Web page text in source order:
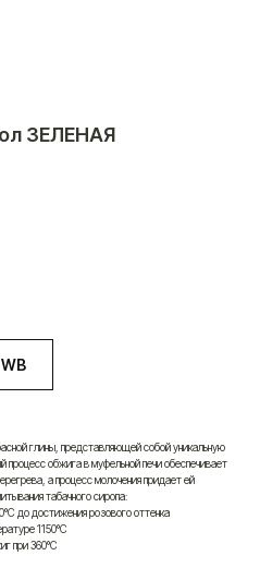
ЗЕЛЕНАЯ
глины, представляющей собой уникальную
процесс обжига в муфельной печи обеспечивает
а процесс молочения придает ей
табачного сиропа:
до достижения розового оттенка
1150°C
при 360°C